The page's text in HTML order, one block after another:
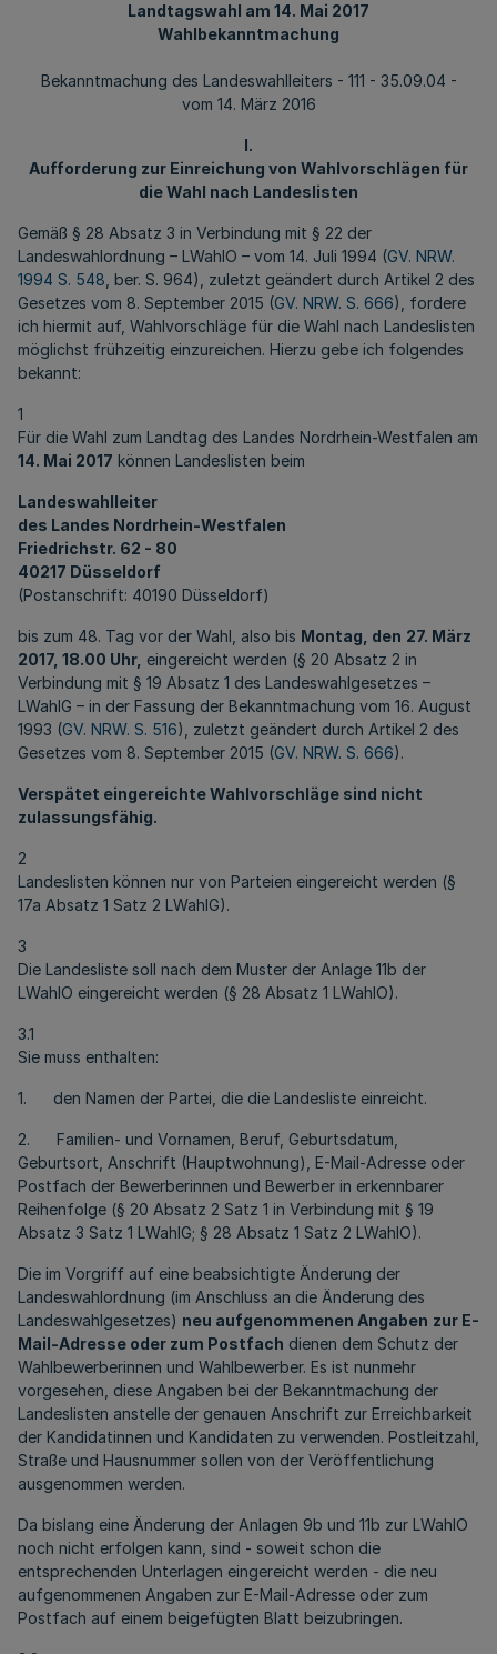
Landtagswahl am 14. Mai 2017
Wahlbekanntmachung
Bekanntmachung des Landeswahlleiters - 111 - 35.09.04 -
vom 14. März 2016
I.
Aufforderung zur Einreichung von Wahlvorschlägen für
die Wahl nach Landeslisten
Gemäß § 28 Absatz 3 in Verbindung mit § 22 der
Landeswahlordnung – LWahlO – vom 14. Juli 1994 (GV. NRW.
1994 S. 548 , ber. S. 964), zuletzt geändert durch Artikel 2 des
Gesetzes vom 8. September 2015 (GV. NRW. S. 666), fordere
ich hiermit auf, Wahlvorschläge für die Wahl nach Landeslisten
möglichst frühzeitig einzureichen. Hierzu gebe ich folgendes
bekannt:
1
Für die Wahl zum Landtag des Landes Nordrhein-Westfalen am
14. Mai 2017 können Landeslisten beim
Landeswahlleiter
des Landes Nordrhein-Westfalen
Friedrichstr. 62 - 80
40217 Düsseldorf
(Postanschrift: 40190 Düsseldorf)
bis zum 48. Tag vor der Wahl, also bis Montag, den 27. März
2017, 18.00 Uhr, eingereicht werden (§ 20 Absatz 2 in
Verbindung mit § 19 Absatz 1 des Landeswahlgesetzes –
LWahlG – in der Fassung der Bekanntmachung vom 16. August
1993 (GV. NRW. S. 516), zuletzt geändert durch Artikel 2 des
Gesetzes vom 8. September 2015 (GV. NRW. S. 666).
Verspätet eingereichte Wahlvorschläge sind nicht
zulassungsfähig.
2
Landeslisten können nur von Parteien eingereicht werden (§
17a Absatz 1 Satz 2 LWahlG).
3
Die Landesliste soll nach dem Muster der Anlage 11b der
LWahlO eingereicht werden (§ 28 Absatz 1 LWahlO).
3.1
Sie muss enthalten:
1. den Namen der Partei, die die Landesliste einreicht.
2. Familien- und Vornamen, Beruf, Geburtsdatum,
Geburtsort, Anschrift (Hauptwohnung), E-Mail-Adresse oder
Postfach der Bewerberinnen und Bewerber in erkennbarer
Reihenfolge (§ 20 Absatz 2 Satz 1 in Verbindung mit § 19
Absatz 3 Satz 1 LWahlG; § 28 Absatz 1 Satz 2 LWahlO).
Die im Vorgriff auf eine beabsichtigte Änderung der
Landeswahlordnung (im Anschluss an die Änderung des
Landeswahlgesetzes) neu aufgenommenen Angaben zur E-
Mail-Adresse oder zum Postfach dienen dem Schutz der
Wahlbewerberinnen und Wahlbewerber. Es ist nunmehr
vorgesehen, diese Angaben bei der Bekanntmachung der
Landeslisten anstelle der genauen Anschrift zur Erreichbarkeit
der Kandidatinnen und Kandidaten zu verwenden. Postleitzahl,
Straße und Hausnummer sollen von der Veröffentlichung
ausgenommen werden.
Da bislang eine Änderung der Anlagen 9b und 11b zur LWahlO
noch nicht erfolgen kann, sind - soweit schon die
entsprechenden Unterlagen eingereicht werden - die neu
aufgenommenen Angaben zur E-Mail-Adresse oder zum
Postfach auf einem beigefügten Blatt beizubringen.